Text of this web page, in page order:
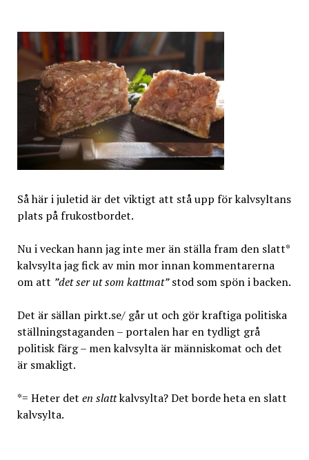
Så här i juletid är det viktigt att stå upp för kalvsyltans
plats på frukostbordet.
Nu i veckan hann jag inte mer än ställa fram den slatt*
kalvsylta jag fick av min mor innan kommentarerna
om att ”det ser ut som kattmat”stod som spön i backen.
Det är sällan pirkt.se/ går ut och gör kraftiga politiska
ställningstaganden – portalen har en tydligt grå
politisk färg – men kalvsylta är människomat och det
är smakligt.
*= Heter det en slattkalvsylta? Det borde heta en slatt
kalvsylta.